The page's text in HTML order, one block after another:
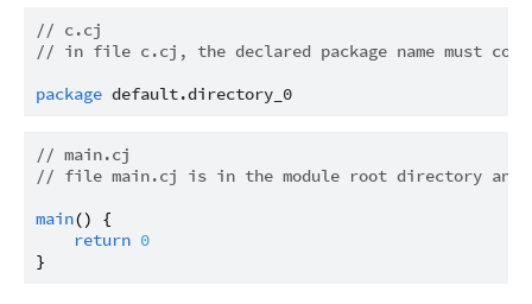
// c.cj
// in file c.cj, the declared package name must
package default.directory_0
// main.cj
// file main.cj is in the module root directory and
main() {
return 0